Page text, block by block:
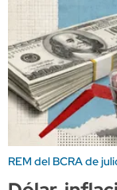
REM del BCRA de